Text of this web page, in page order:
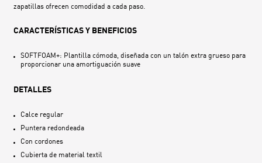
zapatillas ofrecen comodidad a cada paso.
CARACTERÍSTICAS Y BENEFICIOS
SOFTFOAM+: Plantilla cómoda, diseñada con un talón extra grueso para
proporcionar una amortiguación suave
DETALLES
Calce regular
Puntera redondeada
Con cordones
Cubierta de material textil